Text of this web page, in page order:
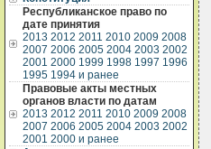
Республиканское право по
дате принятия
2013 2012 2011 2010 2009 2008
2007 2006 2005 2004 2003 2002
2001 2000 1999 1998 1997 1996
1995 1994 и ранее
Правовые акты местных
органов власти по датам
2013 2012 2011 2010 2009 2008
2007 2006 2005 2004 2003 2002
2001 2000 и ранее